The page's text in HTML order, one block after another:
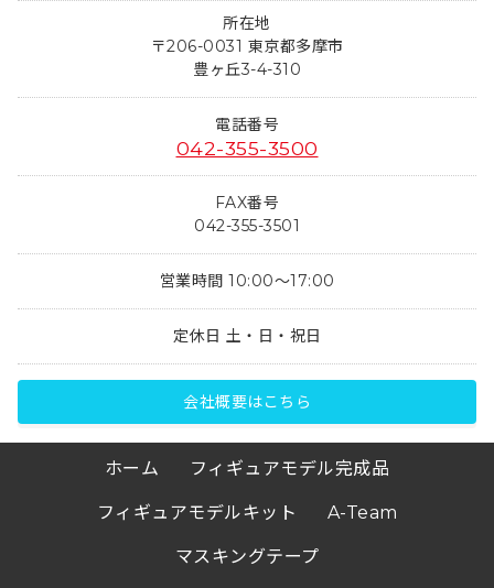
所在地
〒206-0031 東京都多摩市
豊ヶ丘3-4-310
電話番号
042-355-3500
FAX番号
042-355-3501
営業時間 10:00～17:00
定休日 土・日・祝日
会社概要はこちら
ホーム フィギュアモデル完成品
フィギュアモデルキット A-Team
マスキングテープ